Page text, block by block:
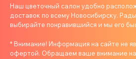
Наш цветочный салон удобно
доставок по всему Новосибирску.
выбирайте понравившийся и мы его
* Внимание! Информация на сайте не
офертой. Обращаем ваше внимание на